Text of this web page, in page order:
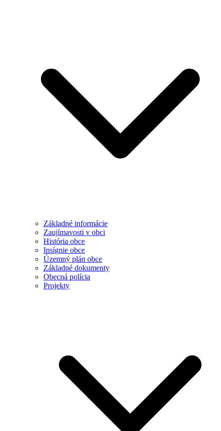
Základné informácie
Zaujímavosti v obci
História obce
Insígnie obce
Územný plán obce
Základné dokumenty
Obecná polícia
Projekty